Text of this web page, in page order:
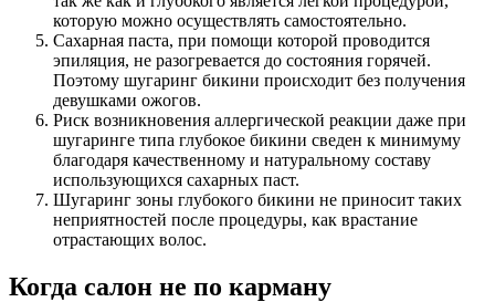
которую можно осуществлять самостоятельно.
Сахарная паста, при помощи которой проводится
эпиляция, не разогревается до состояния горячей.
Поэтому шугаринг бикини происходит без получения
девушками ожогов.
Риск возникновения аллергической реакции даже при
шугаринге типа глубокое бикини сведен к минимуму
благодаря качественному и натуральному составу
использующихся сахарных паст.
Шугаринг зоны глубокого бикини не приносит таких
неприятностей после процедуры, как врастание
отрастающих волос.
Когда салон не по карману